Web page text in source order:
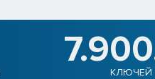
КЛЮЧЕЙ